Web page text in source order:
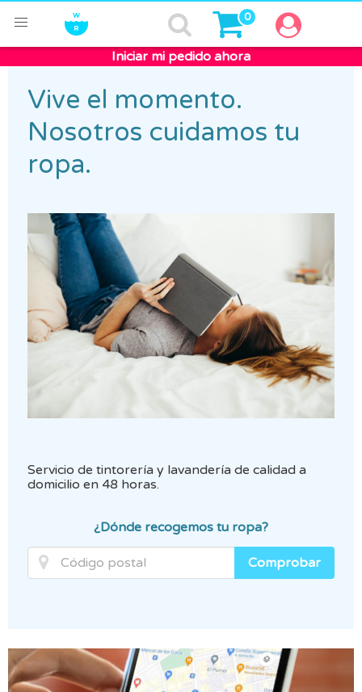
0
Iniciar mi pedido ahora
Vive el momento.
Nosotros cuidamos tu
ropa.
Servicio de tintorería y lavandería de calidad a
domicilio en 48 horas.
¿Dónde recogemos tu ropa?
Comprobar